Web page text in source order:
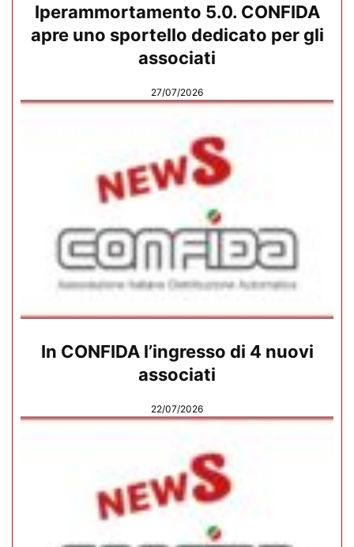
Iperammortamento 5.0. CONFIDA
apre uno sportello dedicato per gli
associati
27/07/2026
In CONFIDA l’ingresso di 4 nuovi
associati
22/07/2026